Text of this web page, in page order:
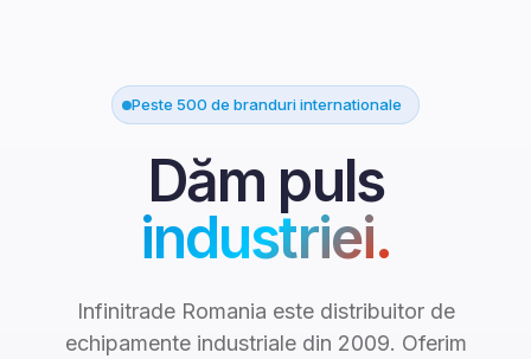
Peste 500 de branduri internationale
Dăm puls
industriei.
Infinitrade Romania este distribuitor de
echipamente industriale din 2009. Oferim